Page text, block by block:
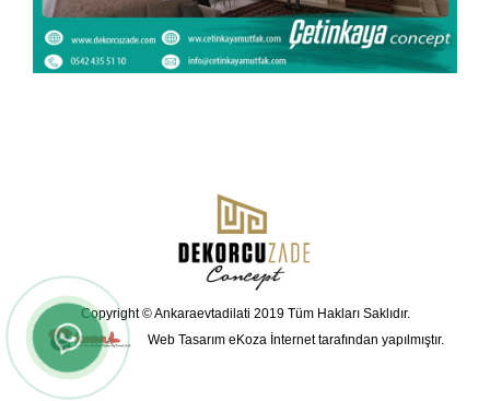
Copyright © Ankaraevtadilati 2019 Tüm Hakları Saklıdır.
Web TasarımeKoza İnternet tarafından yapılmıştır.